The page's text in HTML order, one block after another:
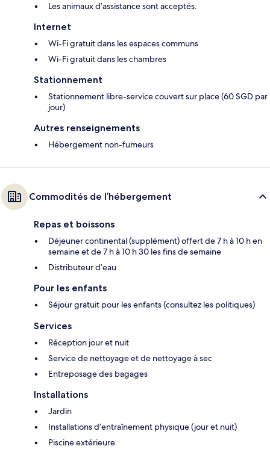
Les animaux d’assistance sont acceptés.
Internet
Wi-Fi gratuit dans les espaces communs
Wi-Fi gratuit dans les chambres
Stationnement
Stationnement libre-service couvert sur place (60 SGD par
jour)
Autres renseignements
Hébergement non-fumeurs
Commodités de l’hébergement
Repas et boissons
Déjeuner continental (supplément) offert de 7 h à 10 h en
semaine et de 7 h à 10 h 30 les fins de semaine
Distributeur d’eau
Pour les enfants
Séjour gratuit pour les enfants (consultez les politiques)
Services
Réception jour et nuit
Service de nettoyage et de nettoyage à sec
Entreposage des bagages
Installations
Jardin
Installations d’entraînement physique (jour et nuit)
Piscine extérieure